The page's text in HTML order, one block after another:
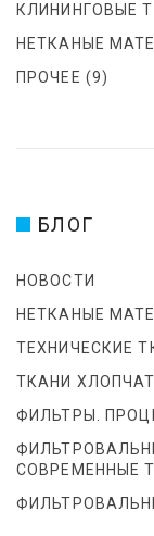
С
Я
М
КЛИНИНГОВЫЕ
НЕТКАНЫЕ
ПРОЧЕЕ (9)
БЛОГ
НОВОСТИ
НЕТКАНЫЕ
ТЕХНИЧЕСКИЕ
ТКАНИ
ФИЛЬТРЫ.
СОВРЕМЕННЫЕ